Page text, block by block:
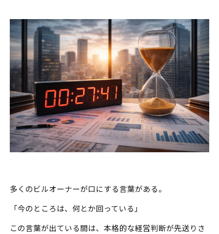
多くのビルオーナーが口にする言葉がある。
「今のところは、何とか回っている」
この言葉が出ている間は、本格的な経営判断が先送りさ